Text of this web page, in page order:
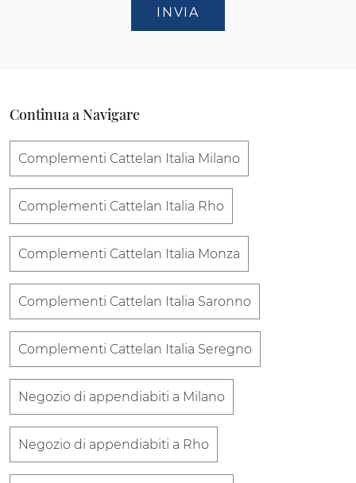
INVIA
Continua a Navigare
Complementi Cattelan Italia Milano
Complementi Cattelan Italia Rho
Complementi Cattelan Italia Monza
Complementi Cattelan Italia Saronno
Complementi Cattelan Italia Seregno
Negozio di appendiabiti a Milano
Negozio di appendiabiti a Rho